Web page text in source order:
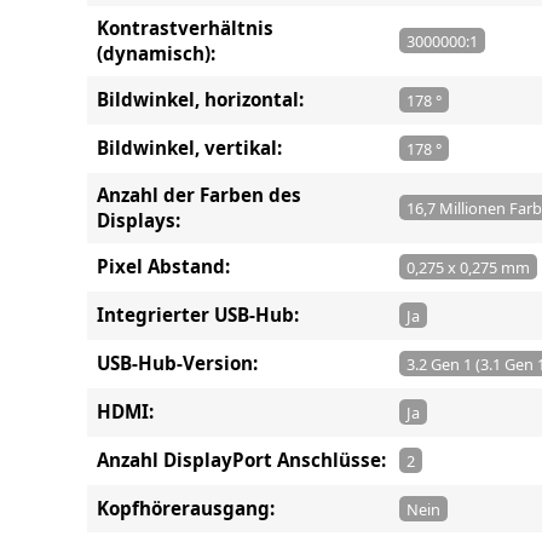
Kontrastverhältnis
(dynamisch):
3000000:1
Bildwinkel, horizontal: 178 °
Bildwinkel, vertikal: 178 °
Anzahl der Farben des
Displays:
16,7 Millionen
Pixel Abstand: 0,275 x 0,275 mm
Integrierter USB-Hub: Ja
USB-Hub-Version: 3.2 Gen 1 (3.1 Gen
HDMI: Ja
Anzahl DisplayPort Anschlüsse: 2
Kopfhörerausgang: Nein